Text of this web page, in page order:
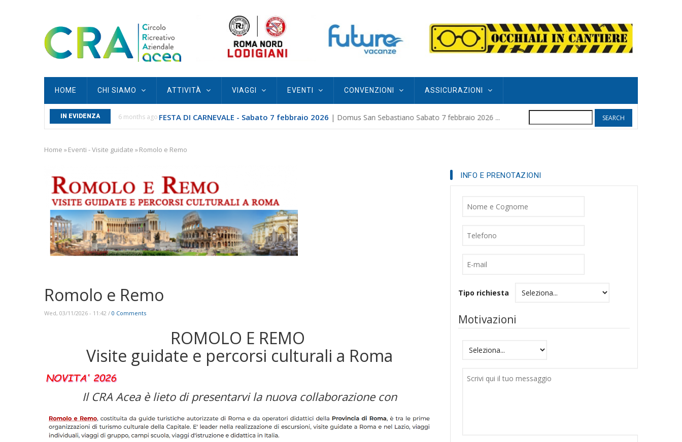
Main
navigation
HOME CHI SIAMO ATTIVITÀ VIAGGI EVENTI CONVENZIONI ASSICURAZIONI
IN EVIDENZA
SEBASTIANO... 6 months ago FESTA DI CARNEVALE - Sabato 7 febbraio 2026 | Domus San Sebastiano Sabato 7 febbraio 2026 ... 8 months agoPOGGIO GRIFO
Breadcrumb
Home »Eventi - Visite guidate »Romolo e Remo
Romolo e Remo
Wed, 03/11/2026 - 11:42 / 0 Comments
ROMOLO E REMO
Visite guidate e percorsi culturali a Roma
Il CRA Acea è lieto di presentarvi la nuova collaborazione con
INFO E PRENOTAZIONI
Nome
Telefono
Tipo richiesta
Motivazioni
Motivazioni
Messaggio